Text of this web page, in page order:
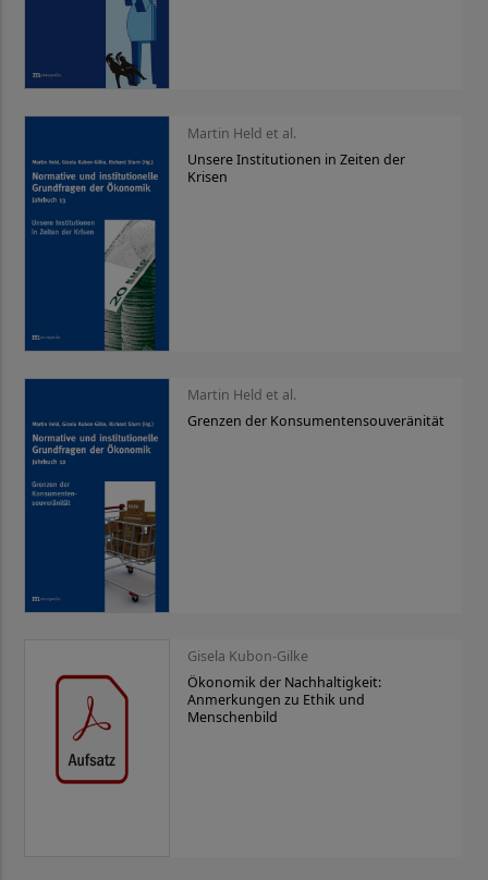
Martin Held et al.
Unsere Institutionen in Zeiten der
Krisen
Martin Held et al.
Grenzen der Konsumentensouveränität
Gisela Kubon-Gilke
Ökonomik der Nachhaltigkeit:
Anmerkungen zu Ethik und
Menschenbild